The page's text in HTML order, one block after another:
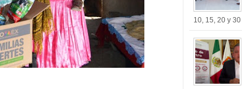
10, 15, 20 y 30